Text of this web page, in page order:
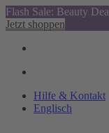
Flash Sale: Beauty
Jetzt shoppen
Hilfe & Kontakt
Englisch